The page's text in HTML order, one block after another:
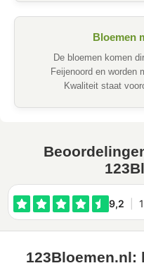
Bloemen
De bloemen komen
Feijenoord en worden
Kwaliteit staat
123Bloemen.nl: